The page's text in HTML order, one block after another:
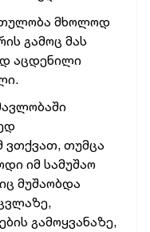
მხოლოდ
გამოც მას
აცდენილი
ვთქვათ, თუმცა
იმ სამუშაო
მუშაობდა
გამოყვანაზე,